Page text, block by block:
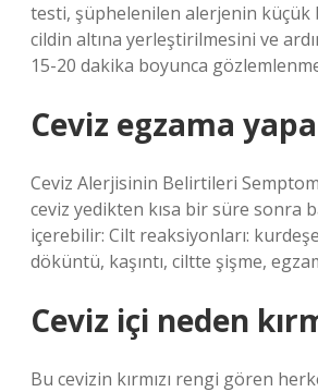
testi, şüphelenilen alerjenin küçük
cildin altına yerleştirilmesini ve
15-20 dakika boyunca
Ceviz egzama
Ceviz Alerjisinin Belirtileri
ceviz yedikten kısa bir süre sonra
içerebilir: Cilt reaksiyonları:
döküntü, kaşıntı, ciltte şişme,
Ceviz içi neden
Bu cevizin kırmızı rengi gören